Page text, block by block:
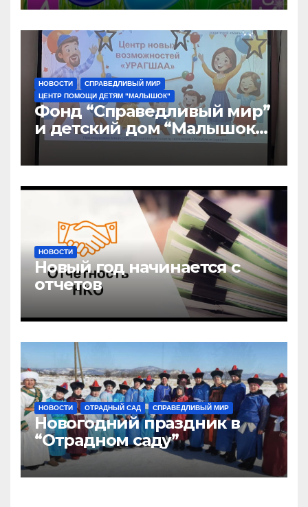
НОВОСТИ
СПРАВЕДЛИВЫЙ МИР
ЦЕНТР ПОМОЩИ ДЕТЯМ "МАЛЫШОК"
Фонд “Справедливый мир”
и детский дом “Малышок”
открыли центр новых
возможностей “УРАГШАА”
НОВОСТИ
Новый год начинается с
отчетов
НОВОСТИ ОТРАДНЫЙ САД СПРАВЕДЛИВЫЙ МИР
Новогодний праздник в
“Отрадном саду”